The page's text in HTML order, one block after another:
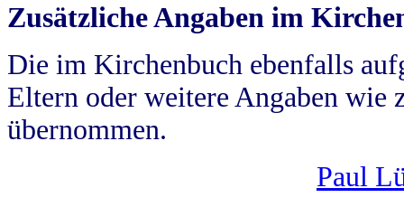
Zusätzliche Angaben im
Die im Kirchenbuch ebenfalls
Eltern oder weitere Angaben wie
übernommen.
Paul